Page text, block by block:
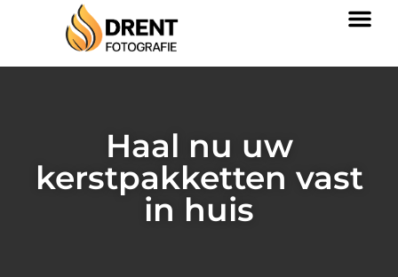
Haal nu uw
kerstpakketten vast
in huis